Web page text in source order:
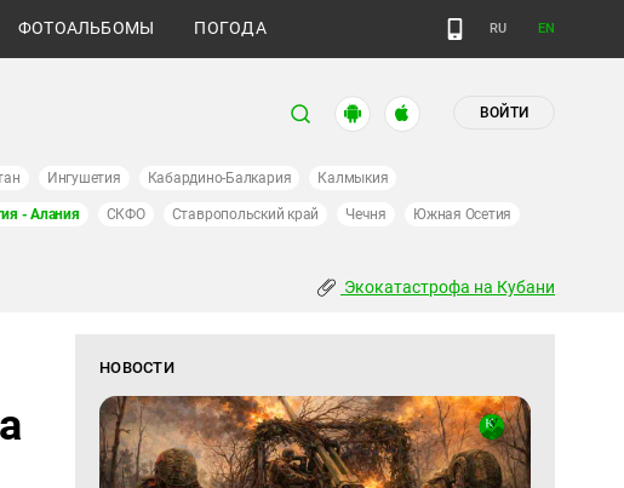
ФОТОАЛЬБОМЫ ПОГОДА RU EN
ВОЙТИ
Ингушетия Кабардино-Балкария Калмыкия
- Алания СКФО Ставропольский край Чечня Южная Осетия
Экокатастрофа на Кубани
НОВОСТИ